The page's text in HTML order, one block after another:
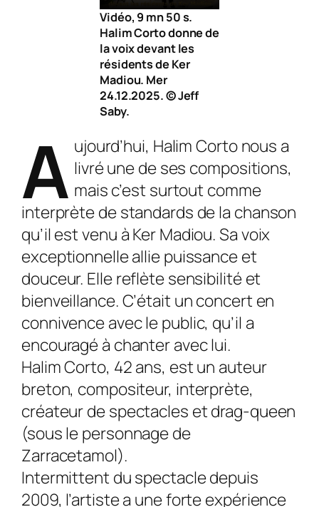
Vidéo, 9 mn 50 s.
Halim Corto donne de
la voix devant les
résidents de Ker
Madiou. Mer
24.12.2025. © Jeff
Saby.
A ujourd’hui, Halim Corto nous a
livré une de ses compo­sitions,
mais c’est surtout comme
interprète de standards de la chanson
qu’il est venu à Ker Madiou. Sa voix
ex­ceptionnelle allie puissance et
douceur. Elle reflète sensibilité et
bienveillance. C’était un concert en
connivence avec le public, qu’il a
encouragé à chanter avec lui.
Halim Corto, 42 ans, est un auteur
breton, compositeur, interprète,
créateur de spectacles et drag-queen
(sous le personnage de
Zarracetamol).
Intermittent du spectacle depuis
2009, l’artiste a une forte expérience